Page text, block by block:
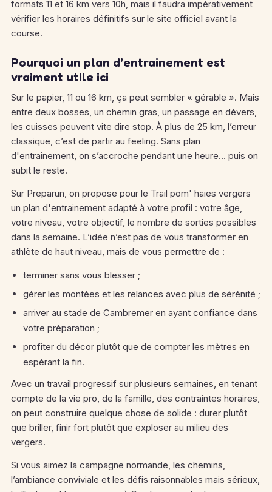
formats 11 et 16 km vers 10h, mais il faudra impérativement
vérifier les horaires définitifs sur le site officiel avant la
course.
Pourquoi un plan d'entrainement est
vraiment utile ici
Sur le papier, 11 ou 16 km, ça peut sembler « gérable ». Mais
entre deux bosses, un chemin gras, un passage en dévers,
les cuisses peuvent vite dire stop. À plus de 25 km, l’erreur
classique, c’est de partir au feeling. Sans plan
d'entrainement, on s’accroche pendant une heure… puis on
subit le reste.
Sur Preparun, on propose pour le Trail pom' haies vergers
un plan d'entrainement adapté à votre profil : votre âge,
votre niveau, votre objectif, le nombre de sorties possibles
dans la semaine. L’idée n’est pas de vous transformer en
athlète de haut niveau, mais de vous permettre de :
terminer sans vous blesser ;
gérer les montées et les relances avec plus de sérénité ;
arriver au stade de Cambremer en ayant confiance dans
votre préparation ;
profiter du décor plutôt que de compter les mètres en
espérant la fin.
Avec un travail progressif sur plusieurs semaines, en tenant
compte de la vie pro, de la famille, des contraintes horaires,
on peut construire quelque chose de solide : durer plutôt
que briller, finir fort plutôt que exploser au milieu des
vergers.
Si vous aimez la campagne normande, les chemins,
l’ambiance conviviale et les défis raisonnables mais sérieux,